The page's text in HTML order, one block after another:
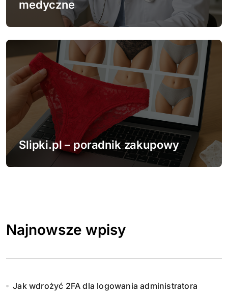
medyczne
Slipki.pl – poradnik zakupowy
Najnowsze wpisy
Jak wdrożyć 2FA dla logowania administratora